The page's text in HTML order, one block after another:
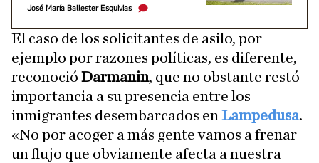
José María Ballester Esquivias
El caso de los solicitantes de asilo, por
ejemplo por razones políticas, es diferente,
reconoció Darmanin, que no obstante restó
importancia a su presencia entre los
inmigrantes desembarcados en Lampedusa.
«No por acoger a más gente vamos a frenar
un flujo que obviamente afecta a nuestra